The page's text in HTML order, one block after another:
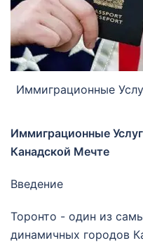
Иммиграционные
Иммиграционные
Канадской Мечте
Введение
Торонто - один из
динамичных городов